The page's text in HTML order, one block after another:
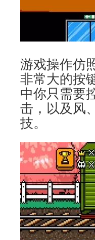
游戏操作仿
非常大的按
中你只需要
击，以及风
技。